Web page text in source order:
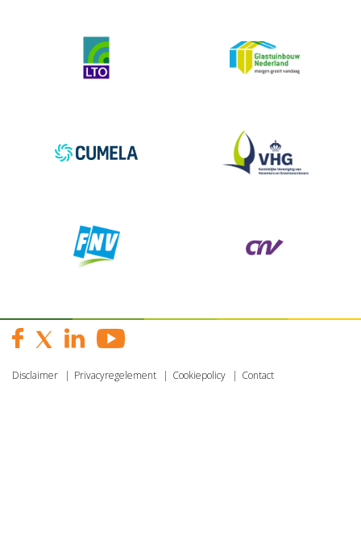
Disclaimer Privacyregelement Cookiepolicy Contact